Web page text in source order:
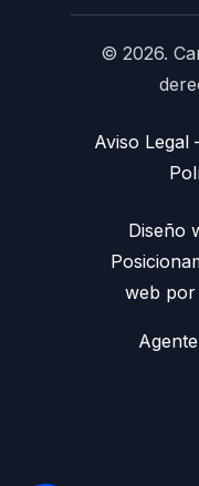
© 2026.
Aviso Legal
Diseño
web por